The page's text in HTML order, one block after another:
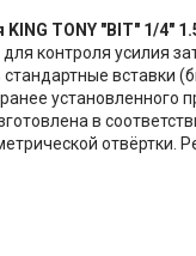
TONY "BIT" 1/4"
контроля усилия
вставки
установленного
в
отвёртки.